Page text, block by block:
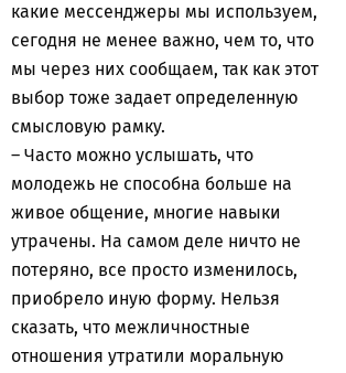
какие мессенджеры мы используем,
сегодня не менее важно, чем то, что
мы через них сообщаем, так как этот
выбор тоже задает определенную
смысловую рамку.
– Часто можно услышать, что
молодежь не способна больше на
живое общение, многие навыки
утрачены. На самом деле ничто не
потеряно, все просто изменилось,
приобрело иную форму. Нельзя
сказать, что межличностные
отношения утратили моральную